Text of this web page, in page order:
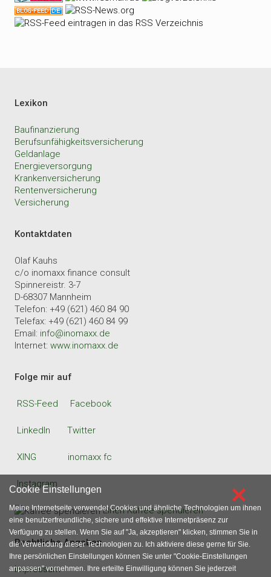
Lexikon
Baufinanzierung
Berufsunfähigkeitsversicherung
Geldanlage
Energieversorgung
Krankenversicherung
Rentenversicherung
Versicherung
Kontaktdaten
Olaf Kauhs
c/o inomaxx finance consult
Spinnereistr. 3-7
D-68307 Mannheim
Telefon: +49 (621) 460 84 90
Telefax: +49 (621) 460 84 99
Email: info@inomaxx.de
Internet: www.inomaxx.de
Folge mir auf
RSS-Feed Facebook
LinkedIn Twitter
XING inomaxx fc
Instagram
Einen Kaffee spendieren
Rechtliche Angaben
Impressum
×
Cookie Einstellungen
Meine Internetseite verwendet Cookies und ähnliche Technologien um ihnen
eine benutzerfreundliche, sichere und effektive Internetpräsenz zur
Verfügung zu stellen. Wenn Sie auf "Ja, akzeptieren" klicken, stimmen Sie in
die Verwendung dieser Technologien zu. Ich aktiviere diese gerne für Sie.
Ihre persönlichen Einstellungen können Sie unter "Cookie-Einstellungen
anpassen" vornehmen. Ihre erteilte Einwilligung können Sie jederzeit